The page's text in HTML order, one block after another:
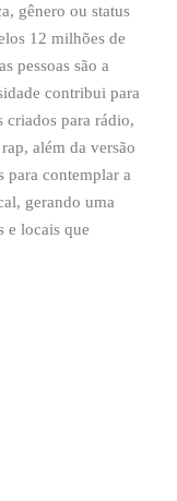
gênero ou status
12 milhões de
pessoas são a
contribui para
criados para rádio,
além da versão
para contemplar a
gerando uma
e locais que